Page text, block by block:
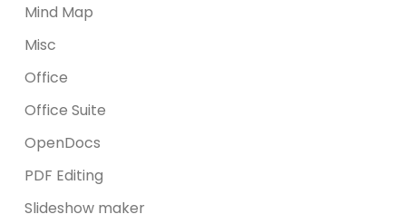
Mind Map
Misc
Office
Office Suite
OpenDocs
PDF Editing
Slideshow maker